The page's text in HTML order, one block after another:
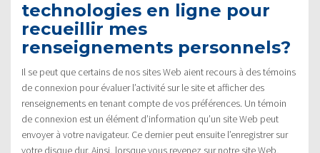
technologies en ligne pour
recueillir mes
renseignements personnels?
Il se peut que certains de nos sites Web aient recours à des témoins
de connexion pour évaluer l’activité sur le site et afficher des
renseignements en tenant compte de vos préférences. Un témoin
de connexion est un élément d’information qu’un site Web peut
envoyer à votre navigateur. Ce dernier peut ensuite l’enregistrer sur
votre disque dur. Ainsi, lorsque vous revenez sur notre site Web,